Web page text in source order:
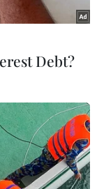
#Thuyền viên
Debt?